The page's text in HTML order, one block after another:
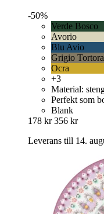
-50%
Verde Bosco
Avorio
Blu Avio
Grigio Tortora
Ocra
+3
Material:
Perfekt som
Blank
178 kr 356 kr
Leverans till 14.